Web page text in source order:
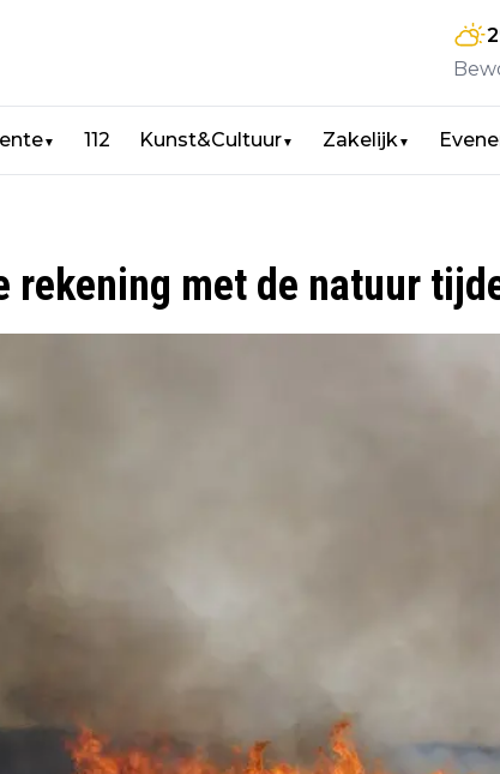
▼ 112 Kunst&Cultuur▼ Zakelijk▼
rekening met de natuur